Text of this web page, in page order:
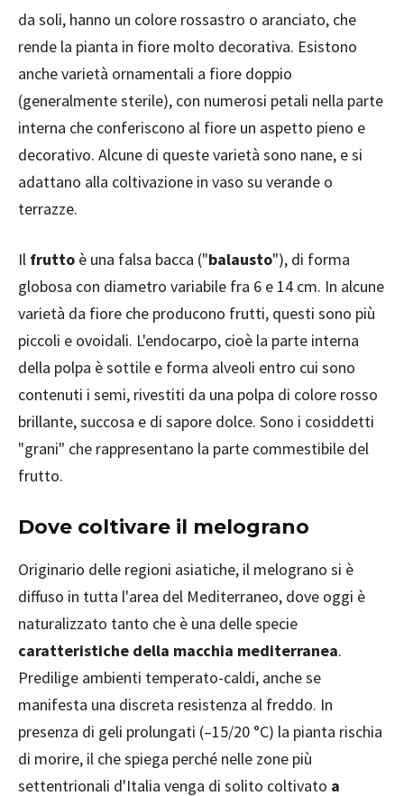
da soli, hanno un colore rossastro o aranciato, che
rende la pianta in fiore molto decorativa. Esistono
anche varietà ornamentali a fiore doppio
(generalmente sterile), con numerosi petali nella parte
interna che conferiscono al fiore un aspetto pieno e
decorativo. Alcune di queste varietà sono nane, e si
adattano alla coltivazione in vaso su verande o
terrazze.
Il frutto è una falsa bacca ("balausto"), di forma
globosa con diametro variabile fra 6 e 14 cm. In alcune
varietà da fiore che producono frutti, questi sono più
piccoli e ovoidali. L'endocarpo, cioè la parte interna
della polpa è sottile e forma alveoli entro cui sono
contenuti i semi, rivestiti da una polpa di colore rosso
brillante, succosa e di sapore dolce. Sono i cosiddetti
"grani" che rappresentano la parte commestibile del
frutto.
Dove coltivare il melograno
Originario delle regioni asiatiche, il melograno si è
diffuso in tutta l'area del Mediterraneo, dove oggi è
naturalizzato tanto che è una delle specie
caratteristiche della macchia mediterranea.
Predilige ambienti temperato-caldi, anche se
manifesta una discreta resistenza al freddo. In
presenza di geli prolungati (–15/20 °C) la pianta rischia
di morire, il che spiega perché nelle zone più
settentrionali d'Italia venga di solito coltivato a